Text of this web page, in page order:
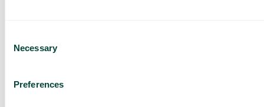
Selection
Necessary
Preferences
Har du frågor? Vi har svaren
Hur vet jag om jag har Telavox Mobile eller